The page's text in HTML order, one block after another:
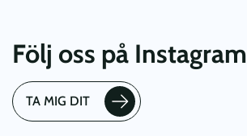
Följ oss på Instagram
TA MIG DIT